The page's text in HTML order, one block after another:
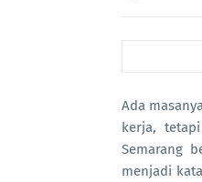
Ada
kerja,
Semarang
menjadi